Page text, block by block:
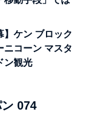
】ケン ブロック
ニコーン マスタ
ン観光
074